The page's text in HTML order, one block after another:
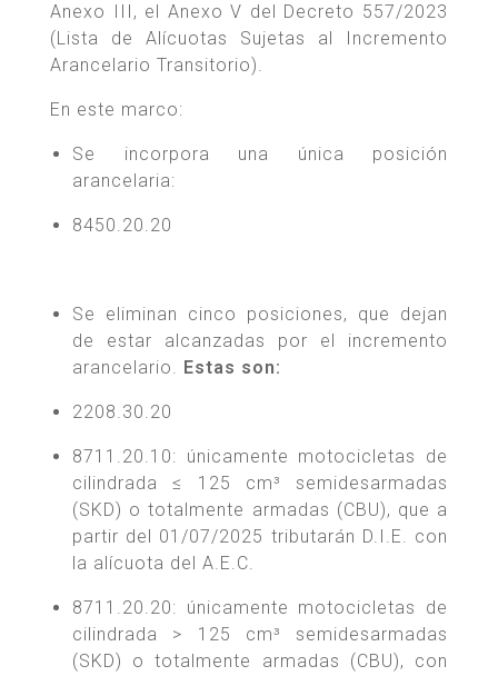
Anexo III, el Anexo V del Decreto 557/2023
(Lista de Alícuotas Sujetas al Incremento
Arancelario Transitorio).
En este marco:
Se incorpora una única posición
arancelaria:
8450.20.20
Se eliminan cinco posiciones, que dejan
de estar alcanzadas por el incremento
arancelario. Estas son:
2208.30.20
8711.20.10: únicamente motocicletas de
cilindrada ≤ 125 cm³ semidesarmadas
(SKD) o totalmente armadas (CBU), que a
partir del 01/07/2025 tributarán D.I.E. con
la alícuota del A.E.C.
8711.20.20: únicamente motocicletas de
cilindrada > 125 cm³ semidesarmadas
(SKD) o totalmente armadas (CBU), con